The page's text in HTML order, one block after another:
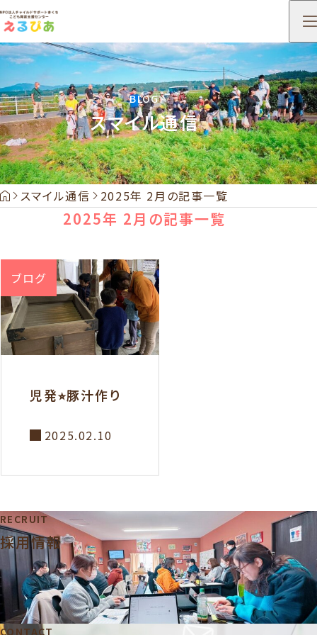
BLOG
スマイル通信
HOME
スマイル通信 2025年 2月の記事一覧
2025年 2月の記事一覧
ブログ
児発⭐︎豚汁作り
2025.02.10
RECRUIT
採用情報
CONTACT